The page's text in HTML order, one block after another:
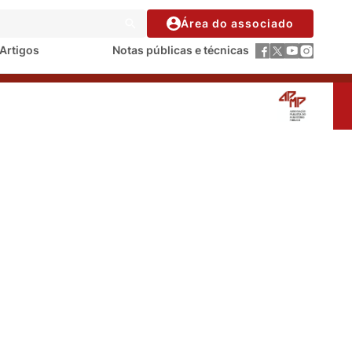
Área do associado
Artigos Notas públicas e técnicas